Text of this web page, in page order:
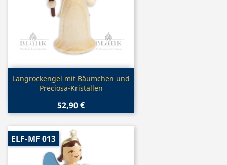
Vorschau
Langrockengel mit Bäumchen und
Preciosa-Kristallen
52,90 €
ELF-MF 013